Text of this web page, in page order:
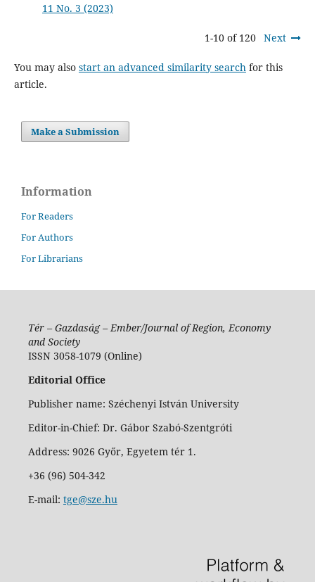
11 No. 3 (2023)
1-10 of 120 Next
You may also start an advanced similarity search for this
article.
Make a Submission
Information
For Readers
For Authors
For Librarians
Tér – Gazdaság – Ember/Journal of Region, Economy
and Society
ISSN 3058-1079 (Online)
Editorial Office
Publisher name: Széchenyi István University
Editor-in-Chief: Dr. Gábor Szabó-Szentgróti
Address: 9026 Győr, Egyetem tér 1.
+36 (96) 504-342
E-mail: tge@sze.hu